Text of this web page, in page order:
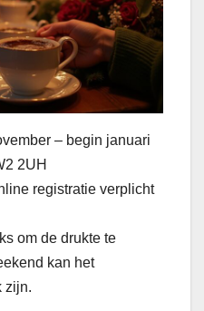
– begin januari
2UH
registratie verplicht
om de drukte te
kan het
zijn.